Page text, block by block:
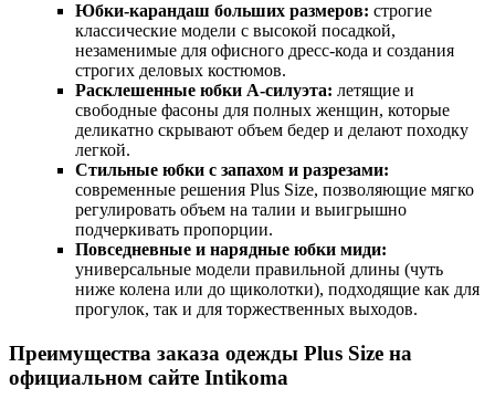
Юбки-карандаш больших размеров: строгие
классические модели с высокой посадкой,
незаменимые для офисного дресс-кода и создания
строгих деловых костюмов.
Расклешенные юбки А-силуэта: летящие и
свободные фасоны для полных женщин, которые
деликатно скрывают объем бедер и делают походку
легкой.
Стильные юбки с запахом и разрезами:
современные решения Plus Size, позволяющие мягко
регулировать объем на талии и выигрышно
подчеркивать пропорции.
Повседневные и нарядные юбки миди:
универсальные модели правильной длины (чуть
ниже колена или до щиколотки), подходящие как для
прогулок, так и для торжественных выходов.
Преимущества заказа одежды Plus Size на
официальном сайте Intikoma